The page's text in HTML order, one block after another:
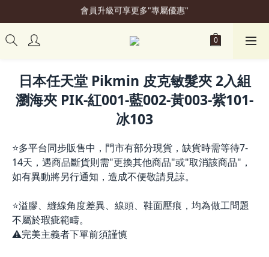
加入會員立即贈50元購物金
會員升級可享更多"專屬優惠"
日本任天堂 Pikmin 皮克敏髮夾 2入組
瀏海夾 PIK-紅001-藍002-黃003-紫101-
冰103
⭐多平台同步販售中，門市有部分現貨，缺貨時需等待7-
14天，遇商品斷貨則需"更換其他商品"或"取消該商品"，
如有異動將另行通知，造成不便敬請見諒。
⭐溢膠、縫線角度差異、線頭、鞋面壓痕，均為做工問題
不屬於瑕疵範疇。
⚠️完美主義者下單前須謹慎